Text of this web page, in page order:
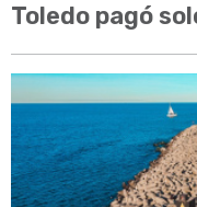
Toledo pagó